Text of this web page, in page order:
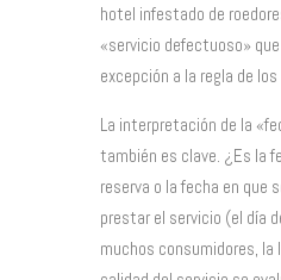
hotel infestado de
«servicio defectuoso»
excepción a la regla de los
La interpretación de la
también es clave. ¿Es la
reserva o la fecha en que
prestar el servicio (el día
muchos consumidores, la